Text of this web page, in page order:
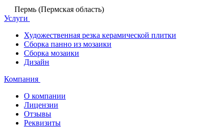
Пермь (Пермская область)
Услуги
Художественная резка керамической плитки
Сборка панно из мозаики
Сборка мозаики
Дизайн
Компания
О компании
Лицензии
Отзывы
Реквизиты